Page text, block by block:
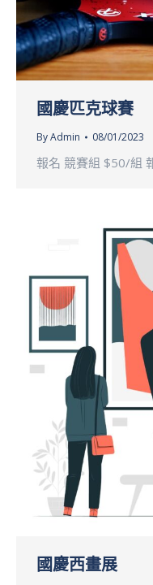
國慶匹克球賽
ByAdmin 08/01/2023
報名 競賽組 $50/組
國慶西畫展